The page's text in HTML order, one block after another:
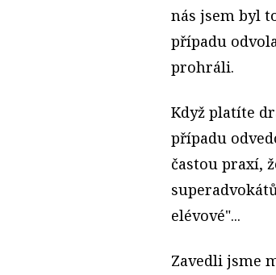
nás jsem byl
případu
prohráli.
Když platíte
případu
častou praxí,
elévové"...
Zavedli jsme